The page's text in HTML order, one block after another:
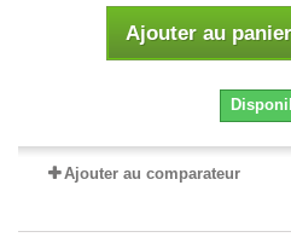
Ajouter au panier
Ajouter au comparateur